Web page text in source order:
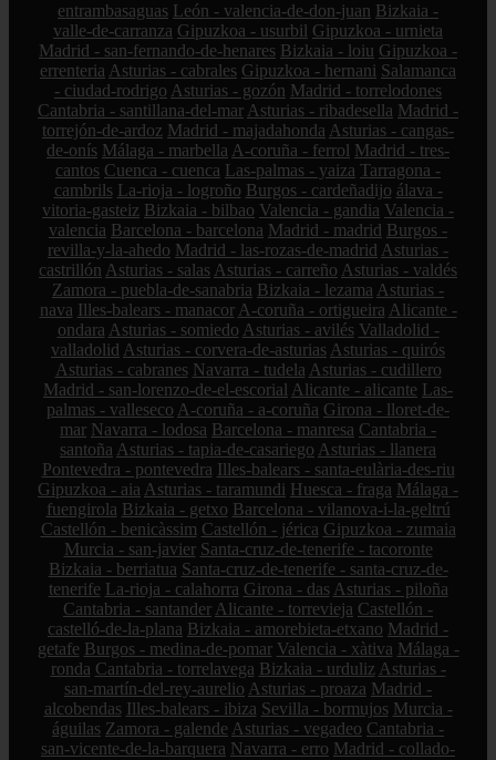
entrambasaguas León - valencia-de-don-juan Bizkaia -
valle-de-carranza Gipuzkoa - usurbil Gipuzkoa - urnieta
Madrid - san-fernando-de-henares Bizkaia - loiu Gipuzkoa -
errenteria Asturias - cabrales Gipuzkoa - hernani Salamanca
- ciudad-rodrigo Asturias - gozón Madrid - torrelodones
Cantabria - santillana-del-mar Asturias - ribadesella Madrid -
torrejón-de-ardoz Madrid - majadahonda Asturias - cangas-
de-onís Málaga - marbella A-coruña - ferrol Madrid - tres-
cantos Cuenca - cuenca Las-palmas - yaiza Tarragona -
cambrils La-rioja - logroño Burgos - cardeñadijo álava -
vitoria-gasteiz Bizkaia - bilbao Valencia - gandia Valencia -
valencia Barcelona - barcelona Madrid - madrid Burgos -
revilla-y-la-ahedo Madrid - las-rozas-de-madrid Asturias -
castrillón Asturias - salas Asturias - carreño Asturias - valdés
Zamora - puebla-de-sanabria Bizkaia - lezama Asturias -
nava Illes-balears - manacor A-coruña - ortigueira Alicante -
ondara Asturias - somiedo Asturias - avilés Valladolid -
valladolid Asturias - corvera-de-asturias Asturias - quirós
Asturias - cabranes Navarra - tudela Asturias - cudillero
Madrid - san-lorenzo-de-el-escorial Alicante - alicante Las-
palmas - valleseco A-coruña - a-coruña Girona - lloret-de-
mar Navarra - lodosa Barcelona - manresa Cantabria -
santoña Asturias - tapia-de-casariego Asturias - llanera
Pontevedra - pontevedra Illes-balears - santa-eulària-des-riu
Gipuzkoa - aia Asturias - taramundi Huesca - fraga Málaga -
fuengirola Bizkaia - getxo Barcelona - vilanova-i-la-geltrú
Castellón - benicàssim Castellón - jérica Gipuzkoa - zumaia
Murcia - san-javier Santa-cruz-de-tenerife - tacoronte
Bizkaia - berriatua Santa-cruz-de-tenerife - santa-cruz-de-
tenerife La-rioja - calahorra Girona - das Asturias - piloña
Cantabria - santander Alicante - torrevieja Castellón -
castelló-de-la-plana Bizkaia - amorebieta-etxano Madrid -
getafe Burgos - medina-de-pomar Valencia - xàtiva Málaga -
ronda Cantabria - torrelavega Bizkaia - urduliz Asturias -
san-martín-del-rey-aurelio Asturias - proaza Madrid -
alcobendas Illes-balears - ibiza Sevilla - bormujos Murcia -
águilas Zamora - galende Asturias - vegadeo Cantabria -
san-vicente-de-la-barquera Navarra - erro Madrid - collado-